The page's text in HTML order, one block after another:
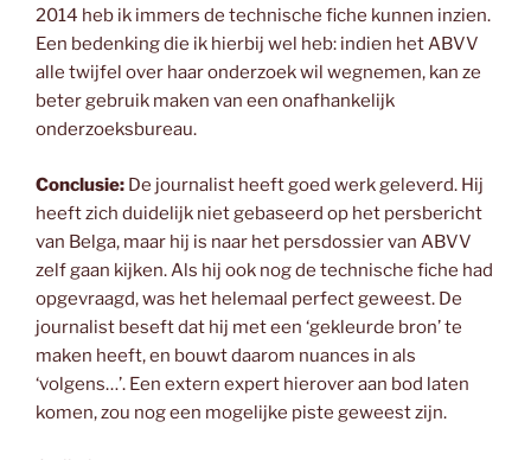
2014 heb ik immers de technische fiche kunnen inzien.
Een bedenking die ik hierbij wel heb: indien het ABVV
alle twijfel over haar onderzoek wil wegnemen, kan ze
beter gebruik maken van een onafhankelijk
onderzoeksbureau.
Conclusie: De journalist heeft goed werk geleverd. Hij
heeft zich duidelijk niet gebaseerd op het persbericht
van Belga, maar hij is naar het persdossier van ABVV
zelf gaan kijken. Als hij ook nog de technische fiche had
opgevraagd, was het helemaal perfect geweest. De
journalist beseft dat hij met een ‘gekleurde bron’ te
maken heeft, en bouwt daarom nuances in als
‘volgens…’. Een extern expert hierover aan bod laten
komen, zou nog een mogelijke piste geweest zijn.